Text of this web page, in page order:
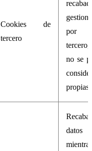
Cookies de
tercero
por
no se
propias.
datos